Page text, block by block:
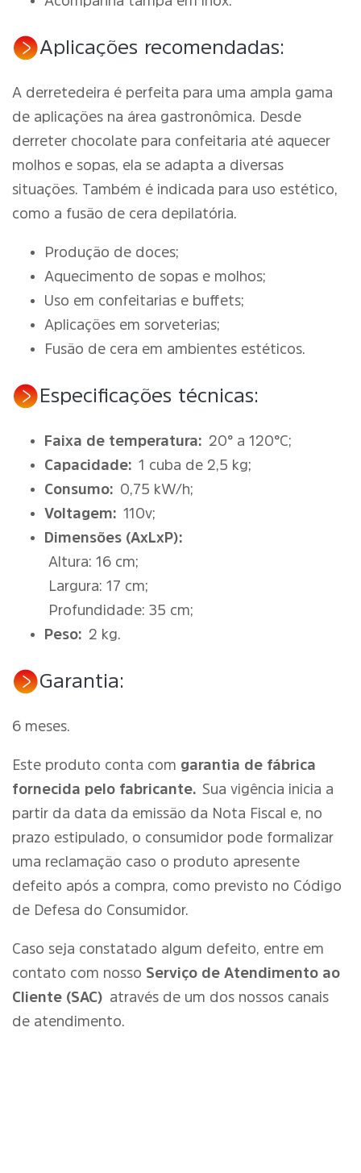
Aplicações recomendadas:
A derretedeira é perfeita para uma ampla gama
de aplicações na área gastronômica. Desde
derreter chocolate para confeitaria até aquecer
molhos e sopas, ela se adapta a diversas
situações. Também é indicada para uso estético,
como a fusão de cera depilatória.
Produção de doces;
Aquecimento de sopas e molhos;
Uso em confeitarias e buffets;
Aplicações em sorveterias;
Fusão de cera em ambientes estéticos.
Especificações técnicas:
Faixa de temperatura: 20° a 120°C;
Capacidade: 1 cuba de 2,5 kg;
Consumo: 0,75 kW/h;
Voltagem: 110v;
Dimensões (AxLxP):
Altura: 16 cm;
Largura: 17 cm;
Profundidade: 35 cm;
Peso: 2 kg.
Garantia:
6 meses.
Este produto conta com garantia de fábrica
fornecida pelo fabricante. Sua vigência inicia a
partir da data da emissão da Nota Fiscal e, no
prazo estipulado, o consumidor pode formalizar
uma reclamação caso o produto apresente
defeito após a compra, como previsto no Código
de Defesa do Consumidor.
Caso seja constatado algum defeito, entre em
contato com nosso Serviço de Atendimento ao
Cliente (SAC) através de um dos nossos canais
de atendimento.